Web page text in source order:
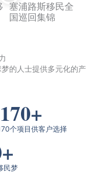
塞浦路斯移民全
国巡回集锦
的人士提供多元化的产
个项目供客户选择
170+
民梦
+